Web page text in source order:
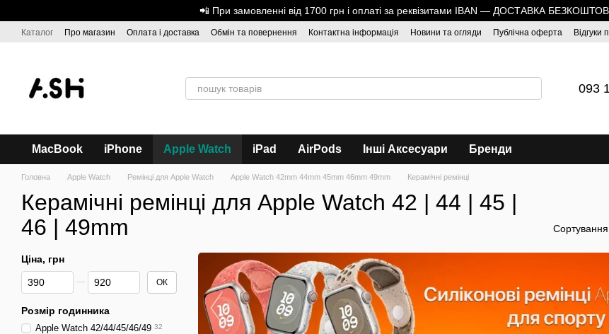
📲 При замовленні від 1700 грн і оплаті за реквізитами IBAN — ДОСТАВКА
Каталог Про магазин Оплата і доставка Обмін та повернення Контактна інформація Новини та огляди Публічна оферта Відгуки
093
MacBook iPhone Apple Watch iPad AirPods Інші Аксесуари Бренди
Головна Apple Watch Ремінці для Apple Watch Apple Watch 42mm 44mm 45mm 46mm 49mm Керамічні ремінці
Керамічні ремінці для Apple Watch 42 | 44 | 45 |
46 | 49mm
Ціна, грн
Від Ціна, грн
До Ціна, грн ОК
Розмір годинника
Аpple Watch 42/44/45/46/49 32